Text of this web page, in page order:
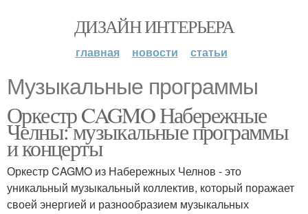
ДИЗАЙН ИНТЕРЬЕРА
главная новости статьи
Музыкальные программы
Оркестр CAGMO Набережные
Челны: музыкальные программы
и концерты
Оркестр CAGMO из Набережных Челнов - это
уникальный музыкальный коллектив, который поражает
своей энергией и разнообразием музыкальных